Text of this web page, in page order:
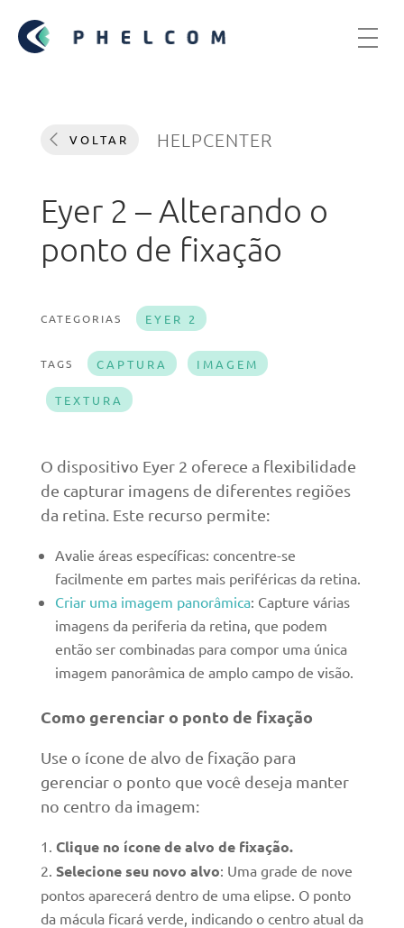
VOLTAR HELPCENTER
Eyer 2 – Alterando o
ponto de fixação
CATEGORIAS EYER 2
TAGS CAPTURA IMAGEM
TEXTURA
O dispositivo Eyer 2 oferece a flexibilidade
de capturar imagens de diferentes regiões
da retina. Este recurso permite:
Avalie áreas específicas: concentre-se
facilmente em partes mais periféricas da retina.
Criar uma imagem panorâmica: Capture várias
imagens da periferia da retina, que podem
então ser combinadas para compor uma única
imagem panorâmica de amplo campo de visão.
Como gerenciar o ponto de fixação
Use o ícone de alvo de fixação para
gerenciar o ponto que você deseja manter
no centro da imagem:
Clique no ícone de alvo de fixação.
Selecione seu novo alvo: Uma grade de nove
pontos aparecerá dentro de uma elipse. O ponto
da mácula ficará verde, indicando o centro atual da